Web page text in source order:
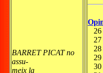
BARRET PICAT no
assu-
meix la
26
27
28
29
30